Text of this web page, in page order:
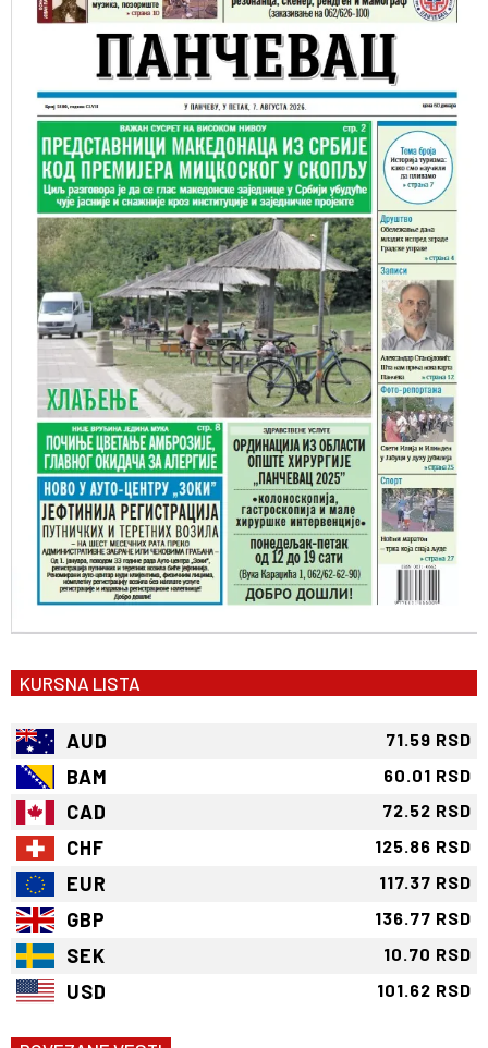
KURSNA LISTA
AUD 71.59 RSD
BAM 60.01 RSD
CAD 72.52 RSD
CHF 125.86 RSD
EUR 117.37 RSD
GBP 136.77 RSD
SEK 10.70 RSD
USD 101.62 RSD